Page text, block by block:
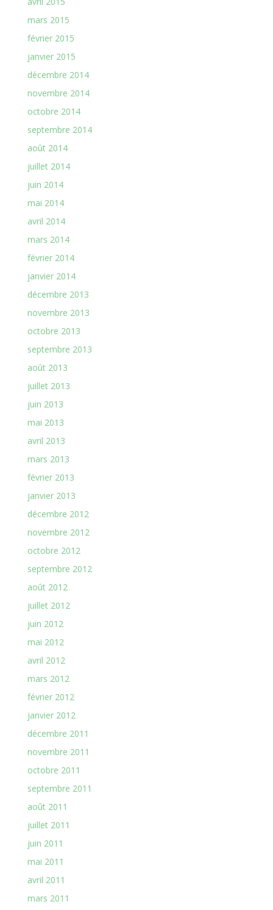
mars 2015
février 2015
janvier 2015
décembre 2014
novembre 2014
octobre 2014
septembre 2014
août 2014
juillet 2014
juin 2014
mai 2014
avril 2014
mars 2014
février 2014
janvier 2014
décembre 2013
novembre 2013
octobre 2013
septembre 2013
août 2013
juillet 2013
juin 2013
mai 2013
avril 2013
mars 2013
février 2013
janvier 2013
décembre 2012
novembre 2012
octobre 2012
septembre 2012
août 2012
juillet 2012
juin 2012
mai 2012
avril 2012
mars 2012
février 2012
janvier 2012
décembre 2011
novembre 2011
octobre 2011
septembre 2011
août 2011
juillet 2011
juin 2011
mai 2011
avril 2011
mars 2011